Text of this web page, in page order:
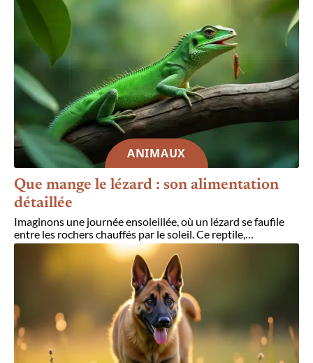
ANIMAUX
Que mange le lézard : son alimentation
détaillée
Imaginons une journée ensoleillée, où un lézard se faufile
entre les rochers chauffés par le soleil. Ce reptile,